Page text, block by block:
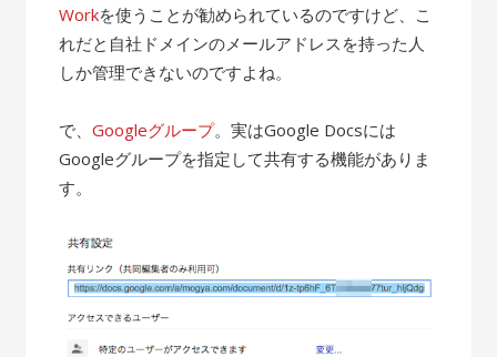
Workを使うことが勧められているのですけど、こ
れだと自社ドメインのメールアドレスを持った人
しか管理できないのですよね。
で、Googleグループ。実はGoogle Docsには
Googleグループを指定して共有する機能がありま
す。